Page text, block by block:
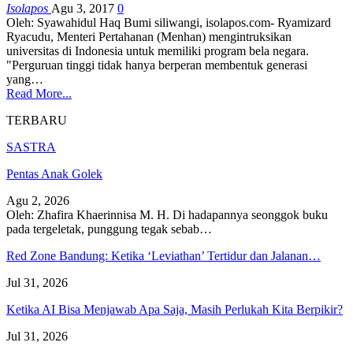
Isolapos Agu 3, 2017 0
Oleh: Syawahidul Haq Bumi siliwangi, isolapos.com- Ryamizard
Ryacudu, Menteri Pertahanan (Menhan) mengintruksikan
universitas di Indonesia untuk memiliki program bela negara.
"Perguruan tinggi tidak hanya berperan membentuk generasi
yang…
Read More...
TERBARU
SASTRA
Pentas Anak Golek
Agu 2, 2026
Oleh: Zhafira Khaerinnisa M. H. Di hadapannya seonggok buku
pada tergeletak, punggung tegak sebab…
Red Zone Bandung: Ketika ‘Leviathan’ Tertidur dan Jalanan…
Jul 31, 2026
Ketika AI Bisa Menjawab Apa Saja, Masih Perlukah Kita Berpikir?
Jul 31, 2026